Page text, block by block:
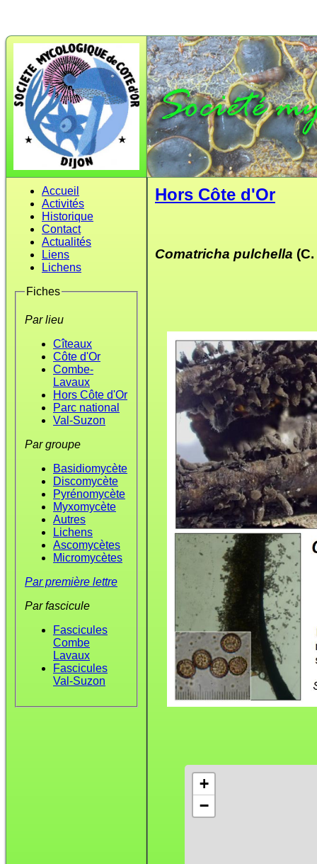
Accueil
Activités
Historique
Contact
Actualités
Liens
Lichens
Fiches
Par lieu
Cîteaux
Côte d'Or
Combe-
Lavaux
Hors Côte d'Or
Parc national
Val-Suzon
Par groupe
Basidiomycète
Discomycète
Pyrénomycète
Myxomycète
Autres
Lichens
Ascomycètes
Micromycètes
Par première lettre
Par fascicule
Fascicules
Combe
Lavaux
Fascicules
Val-Suzon
Hors Côte d'Or
Comatricha pulchella
+
−